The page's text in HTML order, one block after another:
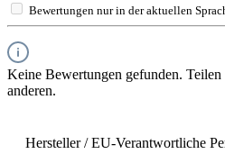
Bewertungen nur in der aktuellen
Keine Bewertungen gefunden.
anderen.
Hersteller / EU-Verantwortliche